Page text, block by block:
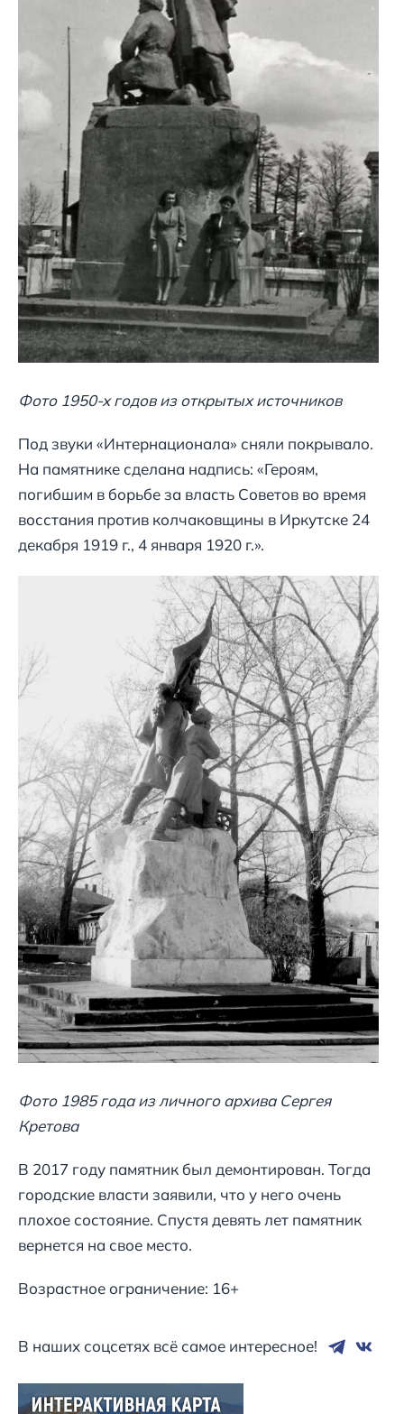
Фото 1950-х годов из открытых источников
Под звуки «Интернационала» сняли покрывало.
На памятнике сделана надпись: «Героям,
погибшим в борьбе за власть Советов во время
восстания против колчаковщины в Иркутске 24
декабря 1919 г., 4 января 1920 г.».
Фото 1985 года из личного архива Сергея
Кретова
В 2017 году памятник был демонтирован. Тогда
городские власти заявили, что у него очень
плохое состояние. Спустя девять лет памятник
вернется на свое место.
Возрастное ограничение: 16+
В наших соцсетях всё самое интересное!